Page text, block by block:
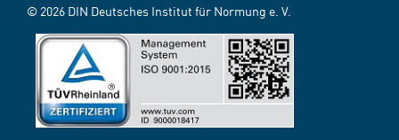
© 2026 DIN Deutsches Institut für Normung e. V.